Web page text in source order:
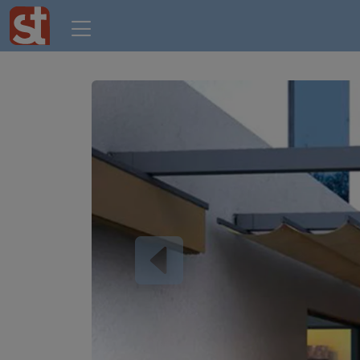
Previous